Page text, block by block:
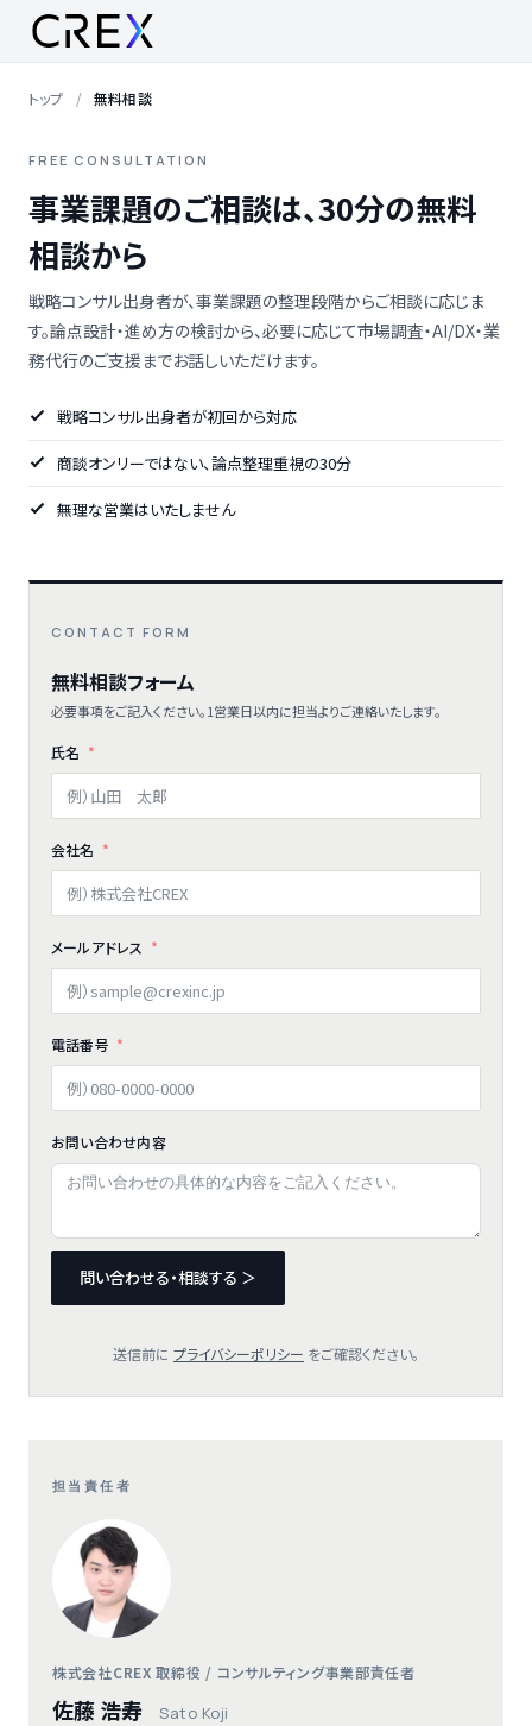
トップ 無料相談
FREE CONSULTATION
事業課題のご相談は、30分の無料
相談から
戦略コンサル出身者が、事業課題の整理段階からご相談に応じま
す。論点設計・進め方の検討から、必要に応じて市場調査・AI/DX・業
務代行のご支援までお話しいただけます。
戦略コンサル出身者が初回から対応
商談オンリーではない、論点整理重視の30分
無理な営業はいたしません
CONTACT FORM
無料相談フォーム
必要事項をご記入ください。1営業日以内に担当よりご連絡いたします。
氏名
会社名
メールアドレス
電話番号
お問い合わせ内容
問い合わせる・相談する ＞
送信前に プライバシーポリシー をご確認ください。
担当責任者
株式会社CREX 取締役 / コンサルティング事業部責任者
佐藤 浩寿 Sato Koji